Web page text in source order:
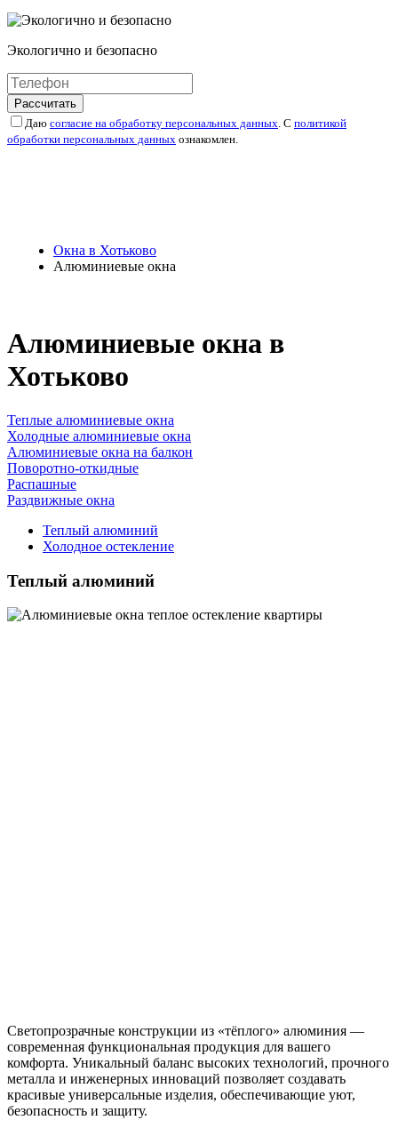
Экологично и безопасно
Рассчитать
Даю согласие на обработку персональных данных. С политикой
обработки персональных данных ознакомлен.
Окна в Хотьково
Алюминиевые окна
Алюминиевые окна в
Хотьково
Теплые алюминиевые окна
Холодные алюминиевые окна
Алюминиевые окна на балкон
Поворотно-откидные
Распашные
Раздвижные окна
Теплый алюминий
Холодное остекление
Теплый алюминий
Светопрозрачные конструкции из «тёплого» алюминия —
современная функциональная продукция для вашего
комфорта. Уникальный баланс высоких технологий, прочного
металла и инженерных инноваций позволяет создавать
красивые универсальные изделия, обеспечивающие уют,
безопасность и защиту.